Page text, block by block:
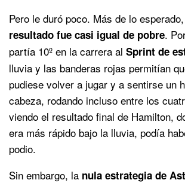
Pero le duró poco. Más de lo
resultado fue casi igual de pobre.
partía 10º en la carrera al Sprint de
lluvia y las banderas rojas permitían
pudiese volver a jugar y a sentirse un
cabeza, rodando incluso entre los
viendo el resultado final de Hamilton,
era más rápido bajo la lluvia, podía
podio.
Sin embargo, la nula estrategia de